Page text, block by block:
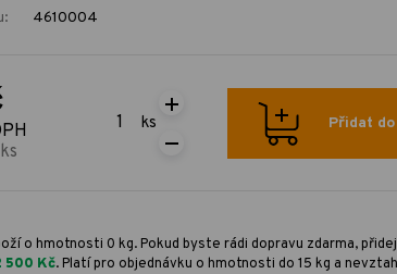
4610004
ks Přidat
o hmotnosti 0 kg. Pokud byste rádi dopravu zdarma,
500 Kč. Platí pro objednávku o hmotnosti do 15 kg a